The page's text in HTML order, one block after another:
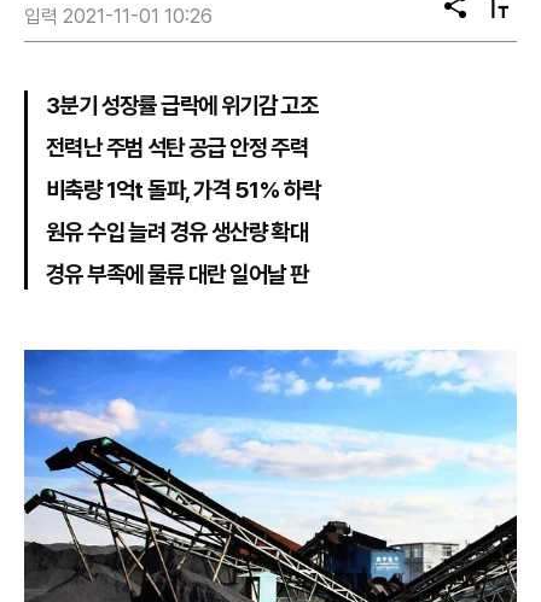
입력 2021-11-01 10:26
공
유
텍
스
3분기 성장률 급락에 위기감 고조
전력난 주범 석탄 공급 안정 주력
비축량 1억t 돌파, 가격 51% 하락
원유 수입 늘려 경유 생산량 확대
경유 부족에 물류 대란 일어날 판